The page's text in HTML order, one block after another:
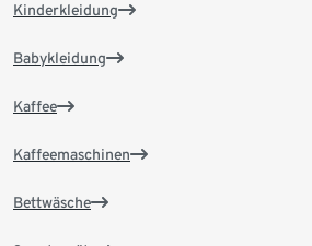
Kinderkleidung
Babykleidung
Kaffee
Kaffeemaschinen
Bettwäsche